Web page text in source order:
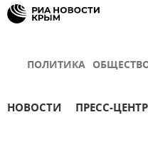
ПОЛИТИКА
НОВОСТИ ПРЕСС-ЦЕНТР